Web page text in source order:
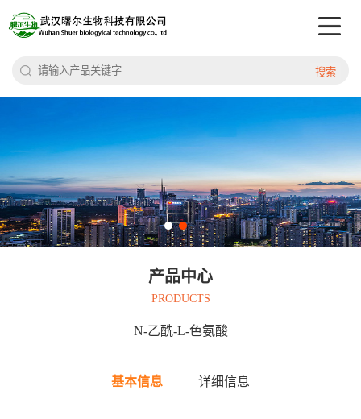
搜索
产品中心
PRODUCTS
N-乙酰-L-色氨酸
基本信息 详细信息